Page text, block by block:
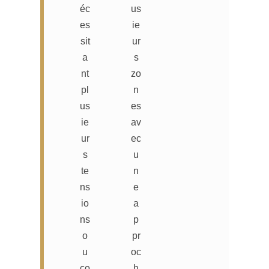
éc
es
sit
a
nt
pl
us
ie
ur
s
te
ns
io
ns
o
u
us
ie
ur
s
zo
n
es
av
ec
u
n
e
a
p
pr
oc